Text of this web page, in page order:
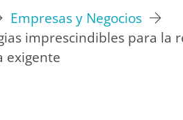
Empresas y Negocios
imprescindibles para
exigente